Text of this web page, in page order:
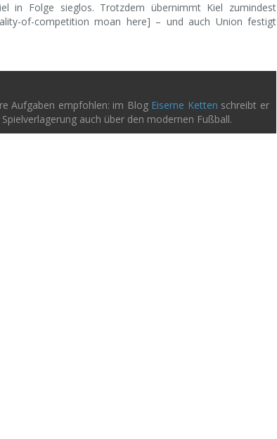
in Folge sieglos. Trotzdem übernimmt Kiel zumindest
of-competition moan here] – und auch Union festigt
Aufgaben empfohlen: im Blog Eiserne Ketten schreibt er
auch über den modernen Fußball.